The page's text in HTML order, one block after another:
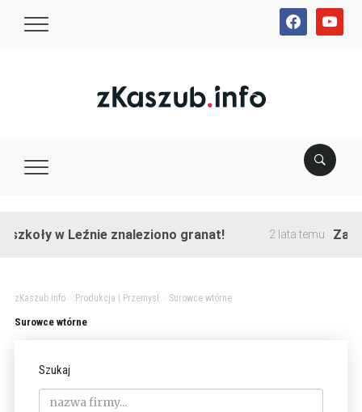
facebookyoutube
w Leźnie znaleziono granat! 2 lata temu
zKaszub.info> Produkcja i Przemysł Surowce wtórne
Surowce wtórne
Szukaj